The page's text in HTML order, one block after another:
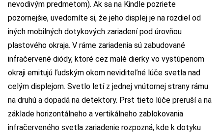
nevodivým predmetom). Ak sa na Kindle pozriete
pozornejšie, uvedomíte si, že jeho displej je na rozdiel od
iných mobilných dotykových zariadení pod úrovňou
plastového okraja. V ráme zariadenia sú zabudované
infračervené diódy, ktoré cez malé dierky vo vystúpenom
okraji emitujú ľudským okom neviditeľné lúče svetla nad
celým displejom. Svetlo letí z jednej vnútornej strany rámu
na druhú a dopadá na detektory. Prst tieto lúče preruší a na
základe horizontálneho a vertikálneho zablokovania
infračerveného svetla zariadenie rozpozná, kde k dotyku